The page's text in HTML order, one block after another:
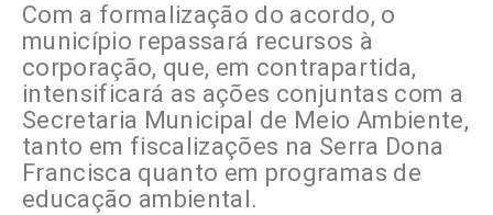
Com a formalização do acordo, o
município repassará recursos à
corporação, que, em contrapartida,
intensificará as ações conjuntas com a
Secretaria Municipal de Meio Ambiente,
tanto em fiscalizações na Serra Dona
Francisca quanto em programas de
educação ambiental.